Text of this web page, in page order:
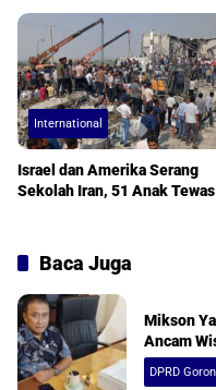
International
Israel dan Amerika Serang
Sekolah Iran, 51 Anak Tewas
Baca Juga
Mikson
Ancam
DPRD